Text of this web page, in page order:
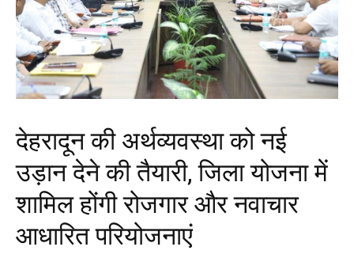
देहरादून की अर्थव्यवस्था को नई
उड़ान देने की तैयारी, जिला योजना में
शामिल होंगी रोजगार और नवाचार
आधारित परियोजनाएं